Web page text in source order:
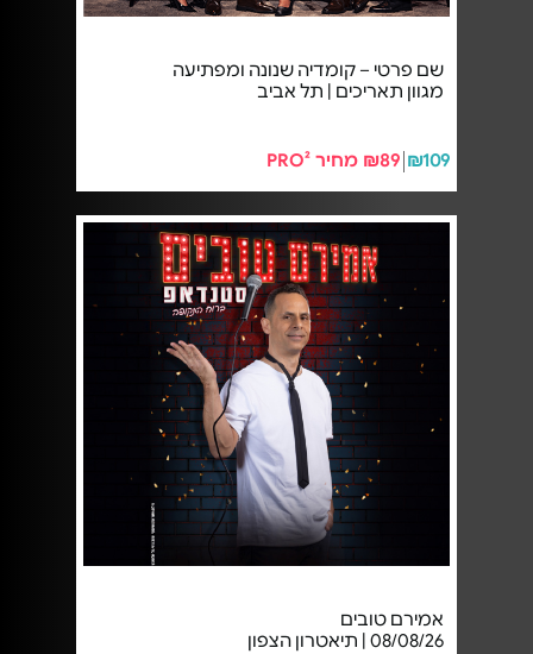
שם פרטי – קומדיה שנונה ומפתיעה
מגוון תאריכים | תל אביב
₪109 ₪89 מחיר PRO²
אמירם טובים
08/08/26 | תיאטרון הצפון